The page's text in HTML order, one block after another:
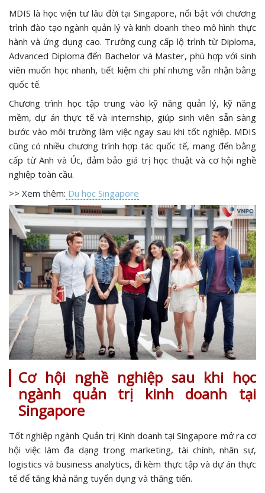
MDIS là học viện tư lâu đời tại Singapore, nổi bật với chương
trình đào tạo ngành quản lý và kinh doanh theo mô hình thực
hành và ứng dụng cao. Trường cung cấp lộ trình từ Diploma,
Advanced Diploma đến Bachelor và Master, phù hợp với sinh
viên muốn học nhanh, tiết kiệm chi phí nhưng vẫn nhận bằng
quốc tế.
Chương trình học tập trung vào kỹ năng quản lý, kỹ năng
mềm, dự án thực tế và internship, giúp sinh viên sẵn sàng
bước vào môi trường làm việc ngay sau khi tốt nghiệp. MDIS
cũng có nhiều chương trình hợp tác quốc tế, mang đến bằng
cấp từ Anh và Úc, đảm bảo giá trị học thuật và cơ hội nghề
nghiệp toàn cầu.
>> Xem thêm: Du học Singapore
Cơ hội nghề nghiệp sau khi học
ngành quản trị kinh doanh tại
Singapore
Tốt nghiệp ngành Quản trị Kinh doanh tại Singapore mở ra cơ
hội việc làm đa dạng trong marketing, tài chính, nhân sự,
logistics và business analytics, đi kèm thực tập và dự án thực
tế để tăng khả năng tuyển dụng và thăng tiến.